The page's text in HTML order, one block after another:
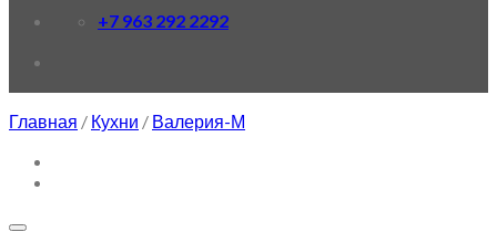
+7 963 292 2292
Главная / Кухни / Валерия-М